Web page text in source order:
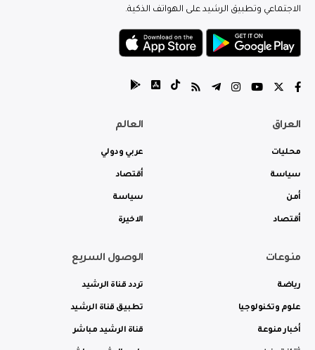
الاجتماعي وتطبيق الرشيد على الهواتف الذكية.
العراق
محليات
سياسة
أمن
أقتصاد
العالم
عربي ودولي
أقتصاد
سياسة
الاخيرة
منوعات
رياضة
علوم وتكنولوجيا
أخبار منوعة
الوصول السريع
تردد قناة الرشيد
تطبيق قناة الرشيد
قناة الرشيد مباشر